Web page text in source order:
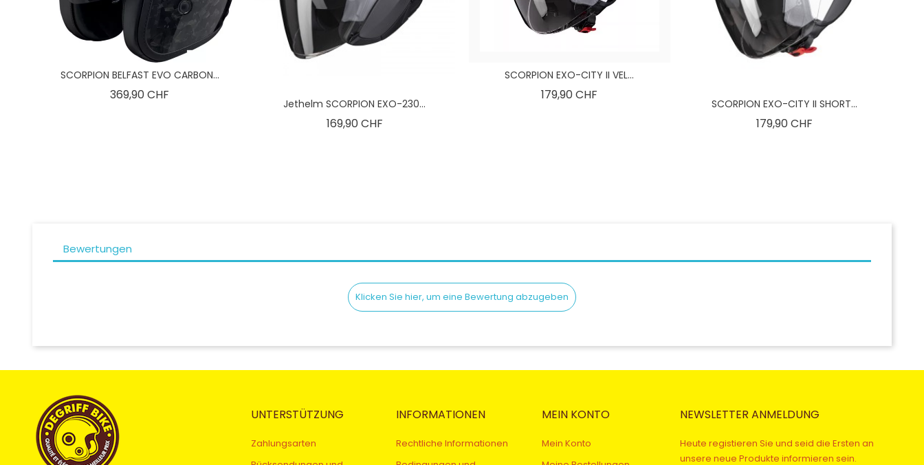
SCORPION BELFAST EVO CARBON...
369,90 CHF
Jethelm SCORPION EXO-230...
169,90 CHFPreis
SCORPION EXO-CITY II VEL...
179,90 CHF
SCORPION EXO-CITY II SHORT...
179,90 CHFPreis
Bewertungen
Klicken Sie hier, um eine Bewertung abzugeben
UNTERSTÜTZUNG
Zahlungsarten
INFORMATIONEN
Rechtliche Informationen
MEIN KONTO
Mein Konto
NEWSLETTER ANMELDUNG
Heute registieren Sie und seid die Ersten an
unsere neue Produkte informieren sein.